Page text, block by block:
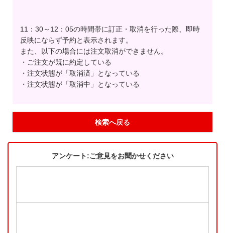
11：30～12：05の時間帯に訂正・取消を行った際、即時
反映にならず予約と表示されます。
また、以下の場合には注文取消ができません。
・ご注文が既に約定している
・注文状態が「取消済」となっている
・注文状態が「取消中」となっている
検索へ戻る
アンケート:ご意見をお聞かせください